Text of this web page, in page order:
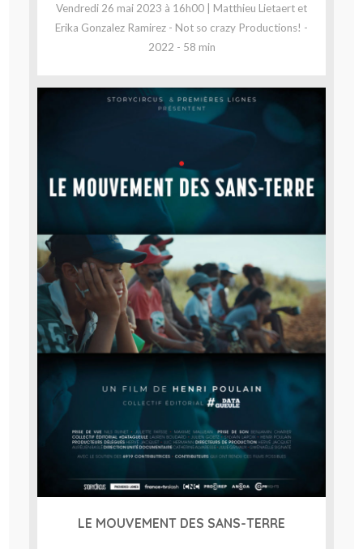
Vendredi 26 mai 2023 à 16h00 | Matthieu Lietaert et
Erika Gonzalez Ramirez - Not so crazy Productions! -
2022 - 58 min
LE MOUVEMENT DES SANS-TERRE